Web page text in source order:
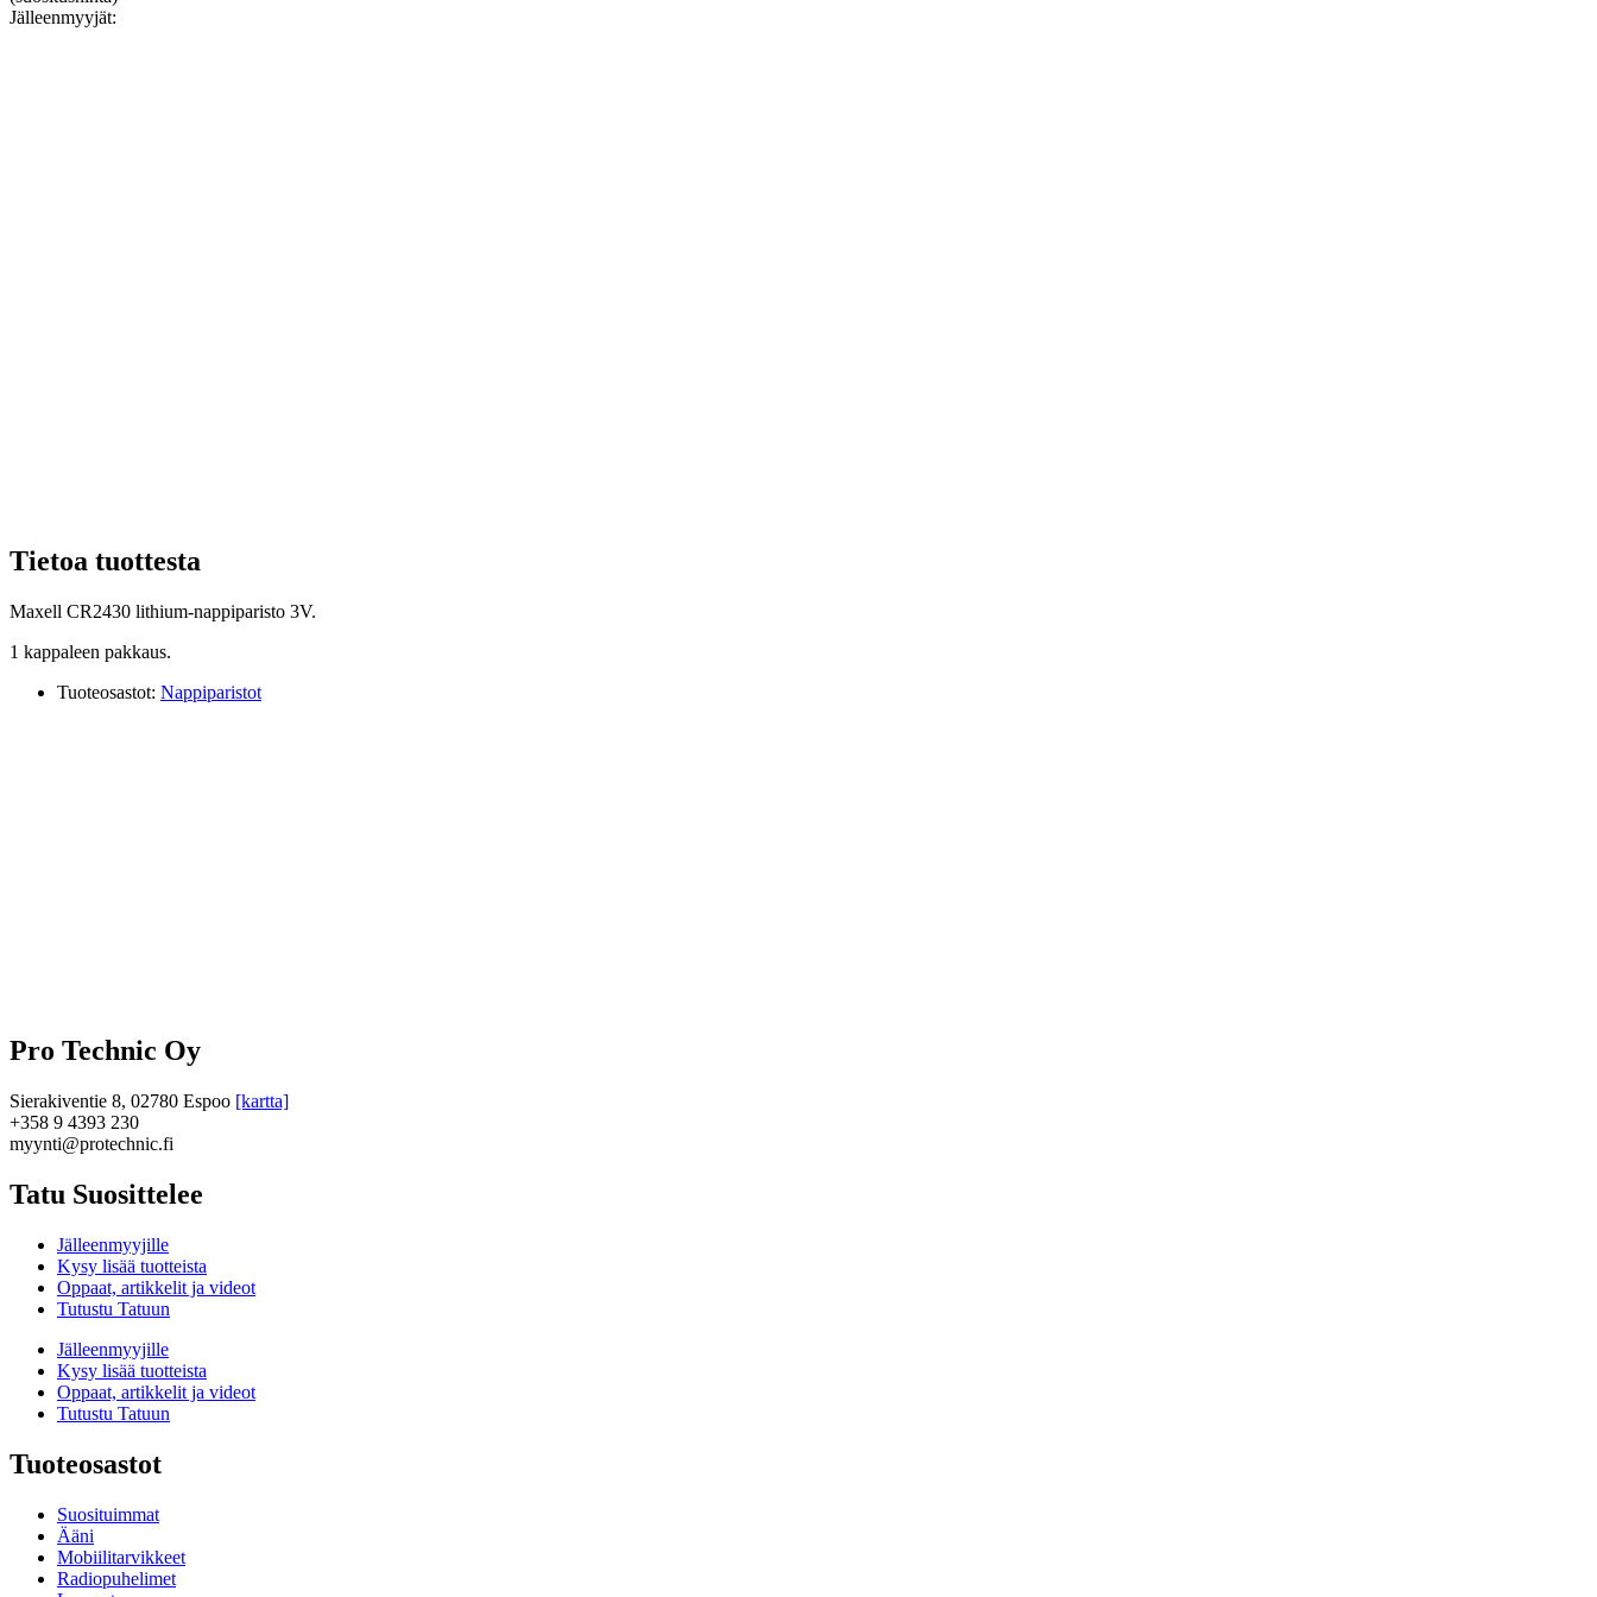
Jälleenmyyjät:
Tietoa tuottesta
Maxell CR2430 lithium-nappiparisto 3V.
1 kappaleen pakkaus.
Tuoteosastot: Nappiparistot
Pro Technic Oy
Sierakiventie 8, 02780 Espoo [kartta]
+358 9 4393 230
myynti@protechnic.fi
Tatu Suosittelee
Jälleenmyyjille
Kysy lisää tuotteista
Oppaat, artikkelit ja videot
Tutustu Tatuun
Jälleenmyyjille
Kysy lisää tuotteista
Oppaat, artikkelit ja videot
Tutustu Tatuun
Tuoteosastot
Suosituimmat
Ääni
Mobiilitarvikkeet
Radiopuhelimet